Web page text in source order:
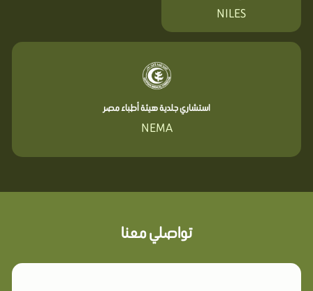
NILES
استشاري جلدية هيئة أطباء مصر
NEMA
تواصلي معنا